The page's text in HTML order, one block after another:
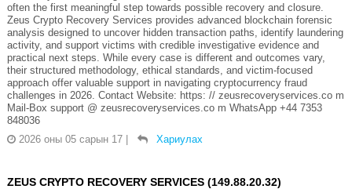
often the first meaningful step towards possible recovery and closure.
Zeus Crypto Recovery Services provides advanced blockchain forensic
analysis designed to uncover hidden transaction paths, identify laundering
activity, and support victims with credible investigative evidence and
practical next steps. While every case is different and outcomes vary,
their structured methodology, ethical standards, and victim-focused
approach offer valuable support in navigating cryptocurrency fraud
challenges in 2026. Contact Website: https: // zeusrecoveryservices.co m
Mail-Box support @ zeusrecoveryservices.co m WhatsApp +44 7353
848036
2026 оны 05 сарын 17 | Хариулах
ZEUS CRYPTO RECOVERY SERVICES (149.88.20.32)